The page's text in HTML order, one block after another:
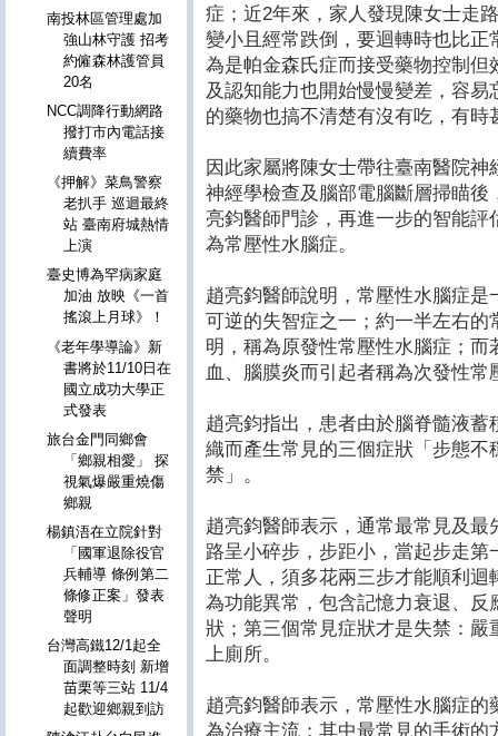
症；近2年來，家人發現陳女士走
變小且經常跌倒，要迴轉時也比
為是帕金森氏症而接受藥物控制
及認知能力也開始慢慢變差，容
的藥物也搞不清楚有沒有吃，有
因此家屬將陳女士帶往臺南醫院
神經學檢查及腦部電腦斷層掃瞄
亮鈞醫師門診，再進一步的智能
為常壓性水腦症。
趙亮鈞醫師說明，常壓性水腦症
可逆的失智症之一；約一半左右
明，稱為原發性常壓性水腦症；
血、腦膜炎而引起者稱為次發性常
趙亮鈞指出，患者由於腦脊髓液
織而產生常見的三個症狀「步態
禁」。
趙亮鈞醫師表示，通常最常見及
路呈小碎步，步距小，當起步走
正常人，須多花兩三步才能順利
為功能異常，包含記憶力衰退、
狀；第三個常見症狀才是失禁：
上廁所。
趙亮鈞醫師表示，常壓性水腦症
為治療主流；其中最常見的手術
南投林區管理處加
強山林守護 招考
約僱森林護管員
20名
NCC調降行動網路
撥打市內電話接
續費率
《押解》菜鳥警察
老扒手 巡迴最終
站 臺南府城熱情
上演
臺史博為罕病家庭
加油 放映《一首
搖滾上月球》！
《老年學導論》新
書將於11/10日在
國立成功大學正
式發表
旅台金門同鄉會
「鄉親相愛」 探
視氣爆嚴重燒傷
鄉親
楊鎮浯在立院針對
「國軍退除役官
兵輔導 條例第二
條修正案」發表
聲明
台灣高鐵12/1起全
面調整時刻 新增
苗栗等三站 11/4
起歡迎鄉親到訪